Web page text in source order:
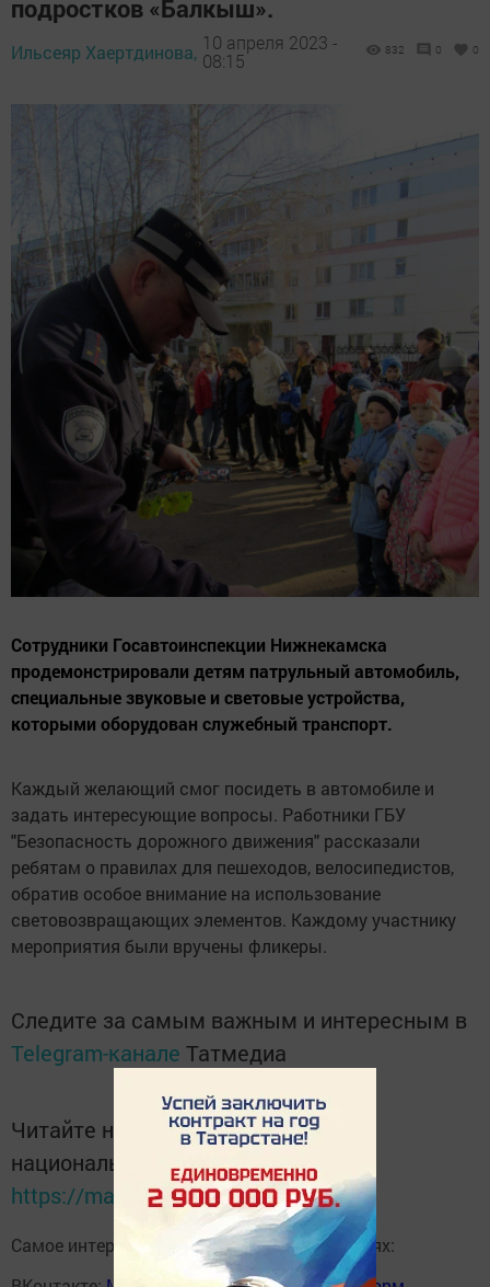
подростков «Балкыш».
Ильсеяр Хаертдинова, 10 апреля 2023 -
08:15
832 0 0
Сотрудники Госавтоинспекции Нижнекамска
продемонстрировали детям патрульный автомобиль,
специальные звуковые и световые устройства,
которыми оборудован служебный транспорт.
Каждый желающий смог посидеть в автомобиле и
задать интересующие вопросы. Работники ГБУ
"Безопасность дорожного движения" рассказали
ребятам о правилах для пешеходов, велосипедистов,
обратив особое внимание на использование
световозвращающих элементов. Каждому участнику
мероприятия были вручены фликеры.
Следите за самым важным и интересным в
Telegram-канале Татмедиа
Читайте новости Татарстана в
национальном мессенджере MАХ:
https://max.ru/tatmedia
Самое интересное в наших социальных сетях: